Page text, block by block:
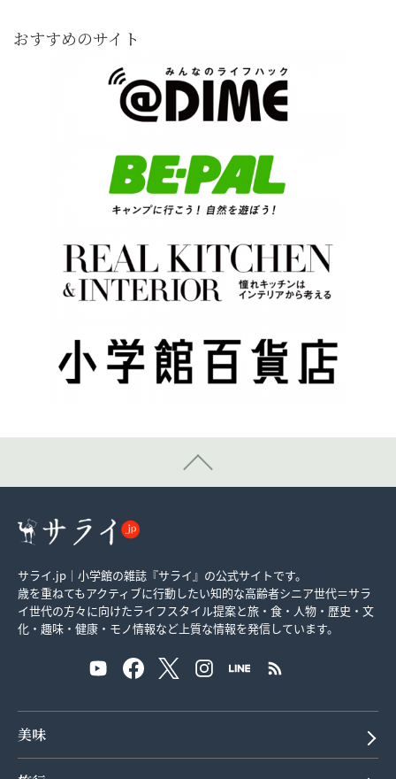
おすすめのサイト
サライ.jp｜小学館の雑誌『サライ』の公式サイトです。
歳を重ねてもアクティブに行動したい知的な高齢者シニア世代＝サラ
イ世代の方々に向けたライフスタイル提案と旅・食・人物・歴史・文
化・趣味・健康・モノ情報など上質な情報を発信しています。
美味